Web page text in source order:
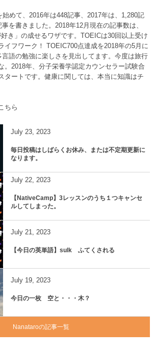
めて、2016年は448記事、2017年は、1,280記
を書きました。2018年12月現在の記事数は、
き」の成せるワザです。TOEICは30回以上受け
イフワーク！ TOEIC700点達成を2018年の5月に
語の勉強に楽しさを見出してます。今度は旅行
。2018年、分子栄養学認定カウンセラー試験合
タートです。健康に関しては、本当に知識はチ
ちら
July 23, 2023
毎日投稿はしばらくお休み、または不定期更新に
なります。
July 22, 2023
【NativeCamp】3レッスンのうち１つキャンセ
ルしてしまった。
July 21, 2023
【今日の英単語】sulk ふてくされる
July 19, 2023
今日の一枚 空と・・・木？
Nanataroの記事一覧